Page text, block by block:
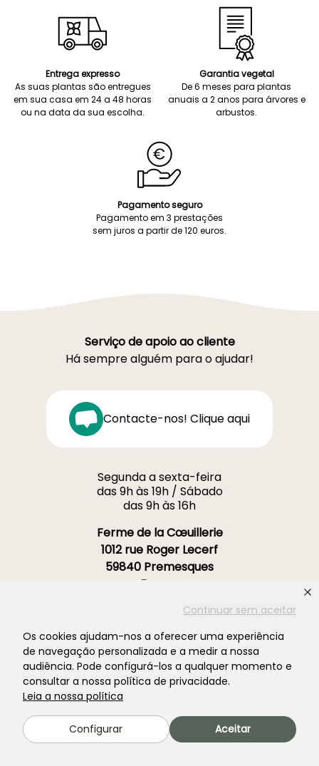
Continuar sem aceitar
Os cookies ajudam-nos a oferecer uma experiência
de navegação personalizada e a medir a nossa
audiência. Pode configurá-los a qualquer momento e
consultar a nossa política de privacidade.
Leia a nossa política
Configurar Aceitar
Entrega expresso
As suas plantas são entregues
em sua casa em 24 a 48 horas
ou na data da sua escolha.
Garantia vegetal
De 6 meses para plantas
anuais a 2 anos para árvores e
arbustos.
Pagamento seguro
Pagamento em 3 prestações
sem juros a partir de 120 euros.
Serviço de apoio ao cliente
Há sempre alguém para o ajudar!
Contacte-nos! Clique aqui
Segunda a sexta-feira
das 9h às 19h / Sábado
das 9h às 16h
Ferme de la Cœuillerie
1012 rue Roger Lecerf
59840 Premesques
França
Contacte-nos →
MAIS DE 3700 AVALIAÇÕES CERTIFICADAS:
A SUA EXPERIÊNCIA É IMPORTANTE PARA
NÓS
4,4/5